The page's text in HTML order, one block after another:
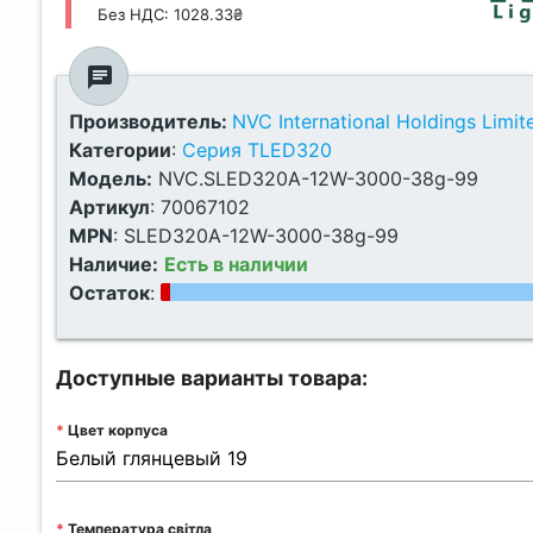
Без НДС: 1028.33₴
chat
Производитель: NVC International Holdings
Категории: Серия TLED320
Модель: NVC.SLED320A-12W-3000-38g-99
Артикул:70067102
MPN: SLED320A-12W-3000-38g-99
Наличие: Есть в наличии
Остаток:
Доступные варианты товара:
Цвет корпуса
Температура світла